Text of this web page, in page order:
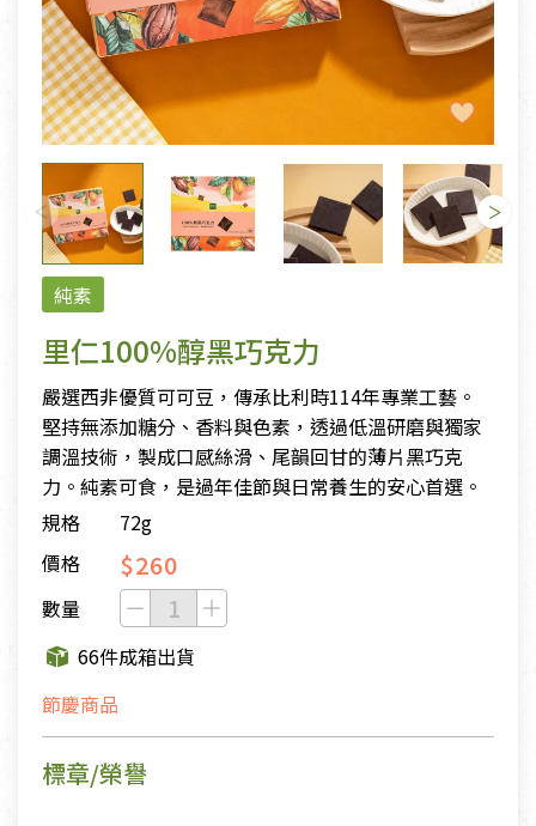
純素
里仁100%醇黑巧克力
嚴選西非優質可可豆，傳承比利時114年專業工藝。
堅持無添加糖分、香料與色素，透過低溫研磨與獨家
調溫技術，製成口感絲滑、尾韻回甘的薄片黑巧克
力。純素可食，是過年佳節與日常養生的安心首選。
規格
72g
價格
$260
數量
66件成箱出貨
節慶商品
標章/榮譽